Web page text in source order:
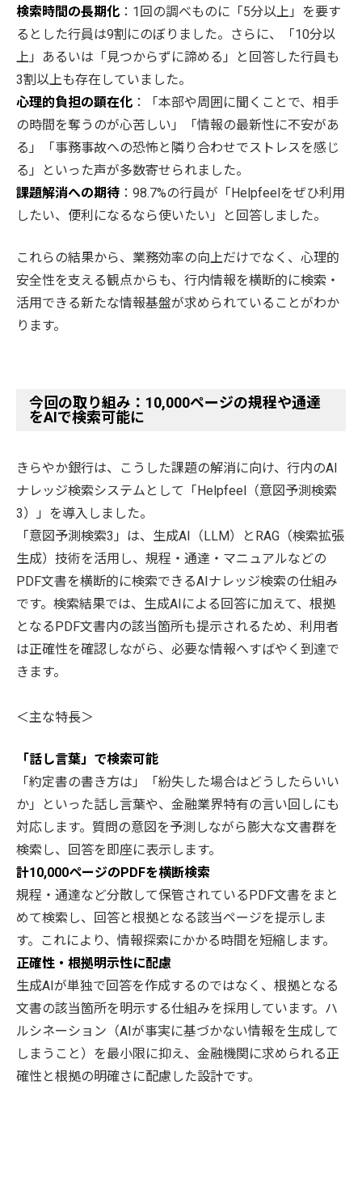
検索時間の長期化 ：1回の調べものに「5分以上」を要す
るとした行員は9割にのぼりました。さらに、「10分以
上」あるいは「見つからずに諦める」と回答した行員も
3割以上も存在していました。
心理的負担の顕在化 ：「本部や周囲に聞くことで、相手
の時間を奪うのが心苦しい」「情報の最新性に不安があ
る」「事務事故への恐怖と隣り合わせでストレスを感じ
る」といった声が多数寄せられました。
課題解消への期待 ：98.7%の行員が「Helpfeelをぜひ利用
したい、便利になるなら使いたい」と回答しました。
これらの結果から、業務効率の向上だけでなく、心理的
安全性を支える観点からも、行内情報を横断的に検索・
活用できる新たな情報基盤が求められていることがわか
ります。
今回の取り組み：10,000ページの規程や通達
をAIで検索可能に
きらやか銀行は、こうした課題の解消に向け、行内のAI
ナレッジ検索システムとして「Helpfeel（意図予測検索
3）」を導入しました。
「意図予測検索3」は、生成AI（LLM）とRAG（検索拡張
生成）技術を活用し、規程・通達・マニュアルなどの
PDF文書を横断的に検索できるAIナレッジ検索の仕組み
です。検索結果では、生成AIによる回答に加えて、根拠
となるPDF文書内の該当箇所も提示されるため、利用者
は正確性を確認しながら、必要な情報へすばやく到達で
きます。
＜主な特長＞
「話し言葉」で検索可能
「約定書の書き方は」「紛失した場合はどうしたらいい
か」といった話し言葉や、金融業界特有の言い回しにも
対応します。質問の意図を予測しながら膨大な文書群を
検索し、回答を即座に表示します。
計10,000ページのPDFを横断検索
規程・通達など分散して保管されているPDF文書をまと
めて検索し、回答と根拠となる該当ページを提示しま
す。これにより、情報探索にかかる時間を短縮します。
正確性・根拠明示性に配慮
生成AIが単独で回答を作成するのではなく、根拠となる
文書の該当箇所を明示する仕組みを採用しています。ハ
ルシネーション（AIが事実に基づかない情報を生成して
しまうこと）を最小限に抑え、金融機関に求められる正
確性と根拠の明確さに配慮した設計です。